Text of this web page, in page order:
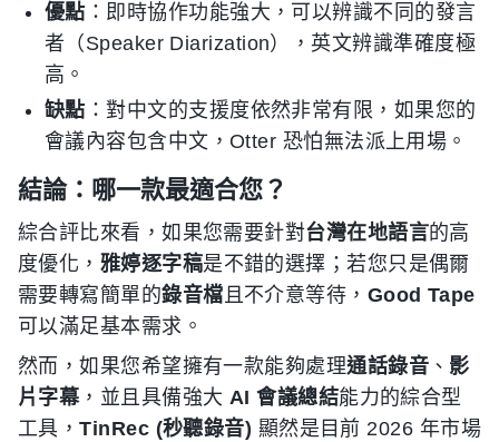
優點 ：即時協作功能強大，可以辨識不同的發言
者（Speaker Diarization），英文辨識準確度極
高。
缺點 ：對中文的支援度依然非常有限，如果您的
會議內容包含中文，Otter 恐怕無法派上用場。
結論：哪一款最適合您？
綜合評比來看，如果您需要針對台灣在地語言的高
度優化， 雅婷逐字稿是不錯的選擇；若您只是偶爾
需要轉寫簡單的錄音檔且不介意等待， Good Tape
可以滿足基本需求。
然而，如果您希望擁有一款能夠處理通話錄音 、 影
片字幕，並且具備強大 AI 會議總結能力的綜合型
工具，TinRec (秒聽錄音) 顯然是目前 2026 年市場